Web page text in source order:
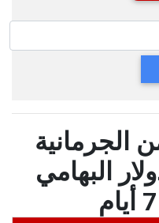
الجرمانية
البهامي